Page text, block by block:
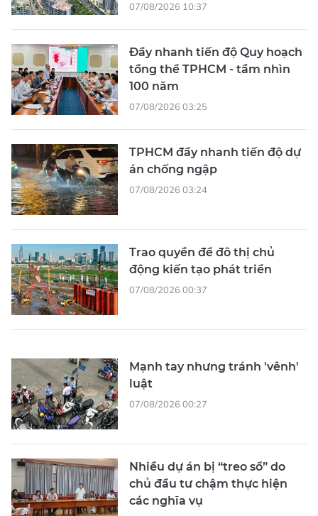
07/08/2026 10:37
Đẩy nhanh tiến độ Quy hoạch
tổng thể TPHCM - tầm nhìn
100 năm
07/08/2026 03:25
TPHCM đẩy nhanh tiến độ dự
án chống ngập
07/08/2026 03:24
Trao quyền để đô thị chủ
động kiến tạo phát triển
07/08/2026 00:37
Mạnh tay nhưng tránh 'vênh'
luật
07/08/2026 00:27
Nhiều dự án bị “treo sổ” do
chủ đầu tư chậm thực hiện
các nghĩa vụ